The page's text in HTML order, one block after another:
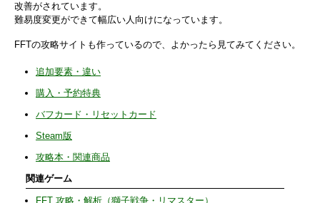
改善がされています。
難易度変更ができて幅広い人向けになっています。
FFTの攻略サイトも作っているので、よかったら見てみてください。
追加要素・違い
購入・予約特典
バフカード・リセットカード
Steam版
攻略本・関連商品
関連ゲーム
FFT 攻略・解析（獅子戦争・リマスター）